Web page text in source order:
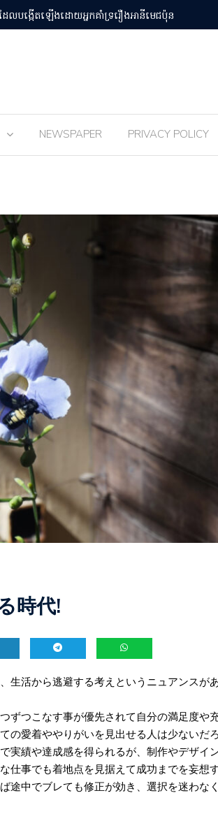
Kansai
NEWSPAPER PRIVACY POLICY
時代!
生活から逃避する考えというニュアンスが
ずつこなす事が優先されて自分の満足度や
愛着ややりがいを見出せる人は少ないだろ
実績や達成感を得られるが、制作やデザイ
仕事でも着地点を見据えて成功までを妄想
途中でブレても修正が効き、選択を迷わな